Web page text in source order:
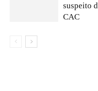
suspeito
CAC